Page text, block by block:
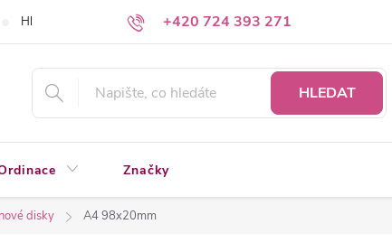
+420 724 393 271
Hledáte a nenacházíte? Napište nám
HLEDAT
Značky
disky A4 98x20mm